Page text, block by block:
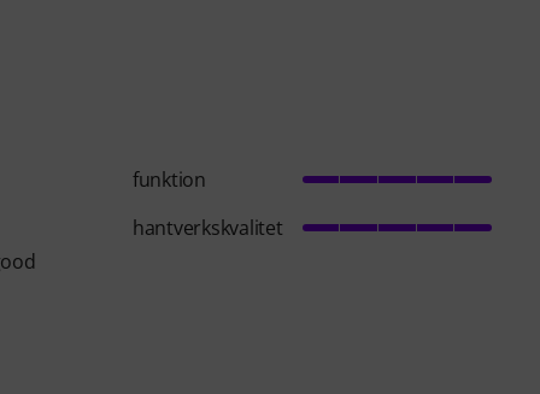
funktion
hantverkskvalitet